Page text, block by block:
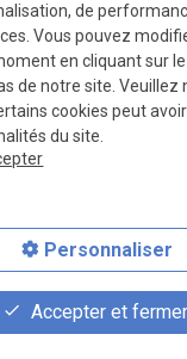
Contact
Mentions
légales
de
Vous pouvez
en cliquant sur
de notre site. Veuillez
cookies peut
du site.
Personnaliser
Accepter et fermer